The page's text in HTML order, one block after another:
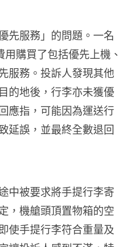
先服務」的問題。一名
購買了包括優先上機、
服務。投訴人發現其他
的地後，行李亦未獲優
應指，可能因為運送行
延誤，並最終全數退回
中被要求將手提行李寄
，機艙頭頂置物箱的空
使手提行李符合重量及